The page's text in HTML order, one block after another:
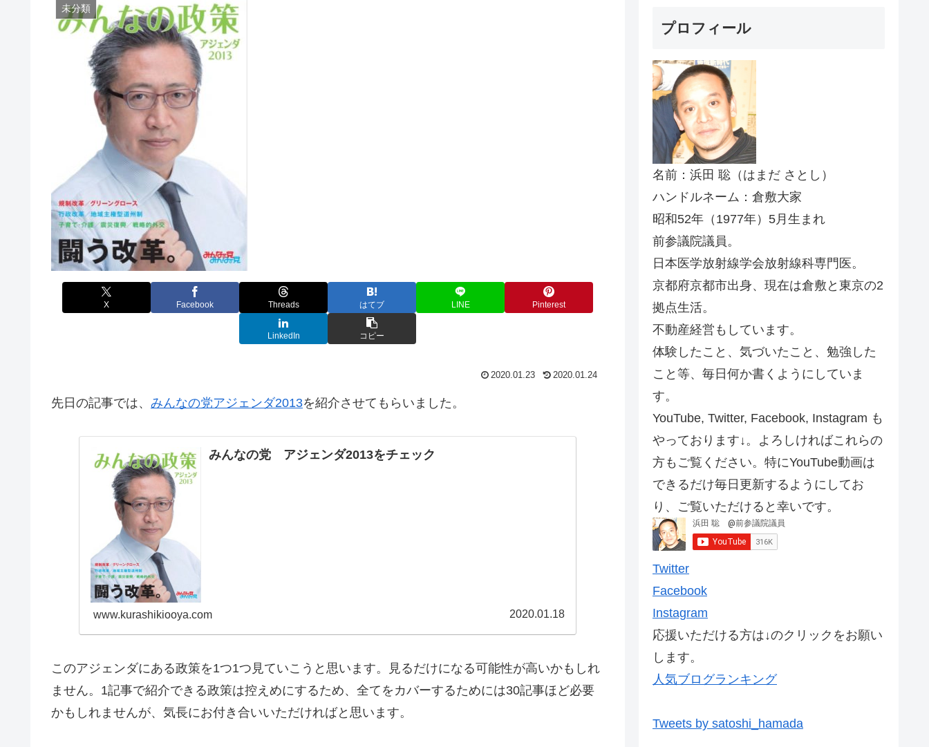
未分類
X Facebook Threads はてブ LINE Pinterest
LinkedIn コピー
2020.01.23 2020.01.24
先日の記事では、 みんなの党アジェンダ2013を紹介させてもらいました。
みんなの党 アジェンダ2013をチェック
www.kurashikiooya.com 2020.01.18
このアジェンダにある政策を1つ1つ見ていこうと思います。見るだけになる可能性が高いかもしれ
ません。1記事で紹介できる政策は控えめにするため、全てをカバーするためには30記事ほど必要
かもしれませんが、気長にお付き合いいただければと思います。
プロフィール
名前：浜田 聡（はまだ さとし）
ハンドルネーム：倉敷大家
昭和52年（1977年）5月生まれ
前参議院議員。
日本医学放射線学会放射線科専門医。
京都府京都市出身、現在は倉敷と東京の2
拠点生活。
不動産経営もしています。
体験したこと、気づいたこと、勉強した
こと等、毎日何か書くようにしていま
す。
YouTube, Twitter, Facebook, Instagram も
やっております↓。よろしければこれらの
方もご覧ください。特にYouTube動画は
できるだけ毎日更新するようにしてお
り、ご覧いただけると幸いです。
Twitter
Facebook
Instagram
応援いただける方は↓のクリックをお願い
します。
人気ブログランキング
Tweets by satoshi_hamada